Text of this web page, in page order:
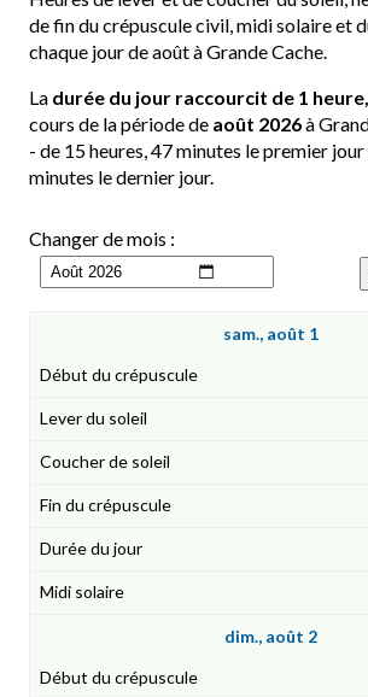
de fin du crépuscule civil, midi solaire et
chaque jour de août à Grande Cache.
La durée du jour raccourcit de 1
cours de la période de août 2026à
- de 15 heures, 47 minutes le premier jour
minutes le dernier jour.
Changer de mois :
sam., août 1
dim., août 2